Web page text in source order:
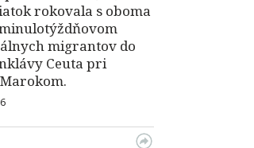
rokovala s oboma
migrantov do
Ceuta pri